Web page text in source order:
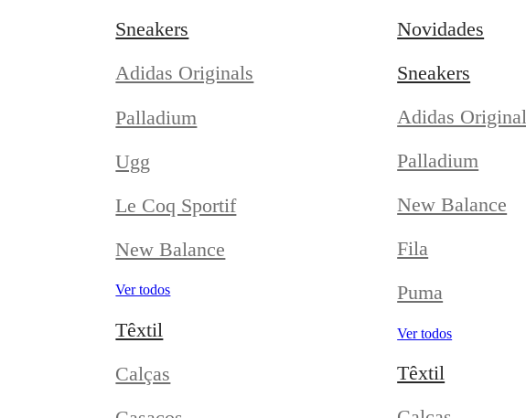
Sneakers
Adidas Originals
Palladium
Ugg
Le Coq Sportif
New Balance
Ver todos
Têxtil
Calças
Novidades
Sneakers
Adidas Original
Palladium
New Balance
Fila
Puma
Ver todos
Têxtil